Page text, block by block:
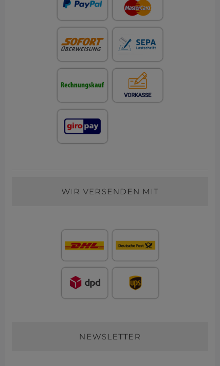
WIR VERSENDEN MIT
NEWSLETTER